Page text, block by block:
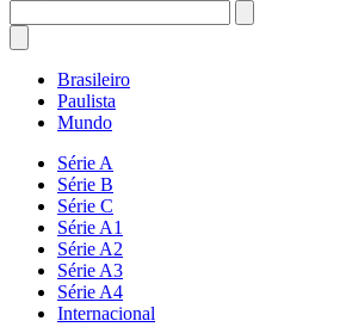
Brasileiro
Paulista
Mundo
Série A
Série B
Série C
Série A1
Série A2
Série A3
Série A4
Internacional